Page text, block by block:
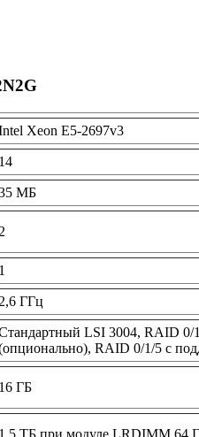
Xeon E5-2697v3
14
МБ
2
1
2,6 ГГц
LSI 3004, RAID 0/
RAID 0/1/5 с
16 ГБ
1,5 ТБ при модуле LRDIMM 64